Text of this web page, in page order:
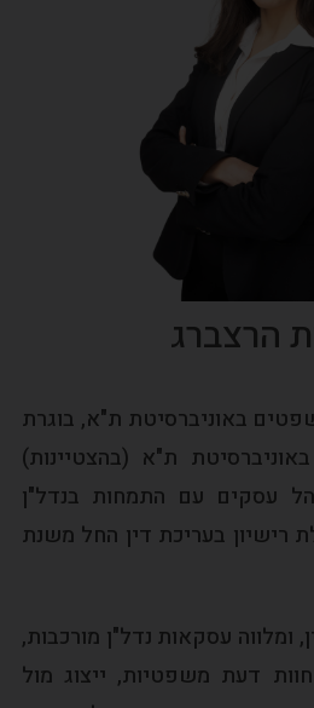
הרצברג
באוניברסיטת ת"א, בוגרת
ת"א (בהצטיינות)
עסקים עם התמחות בנדל"ן
רישיון בעריכת דין החל משנת
ומלווה עסקאות נדל"ן מורכבות,
דעת משפטיות, ייצוג מול